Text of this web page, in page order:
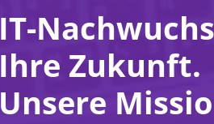
IT-
Ihre Zukunft.
Unsere